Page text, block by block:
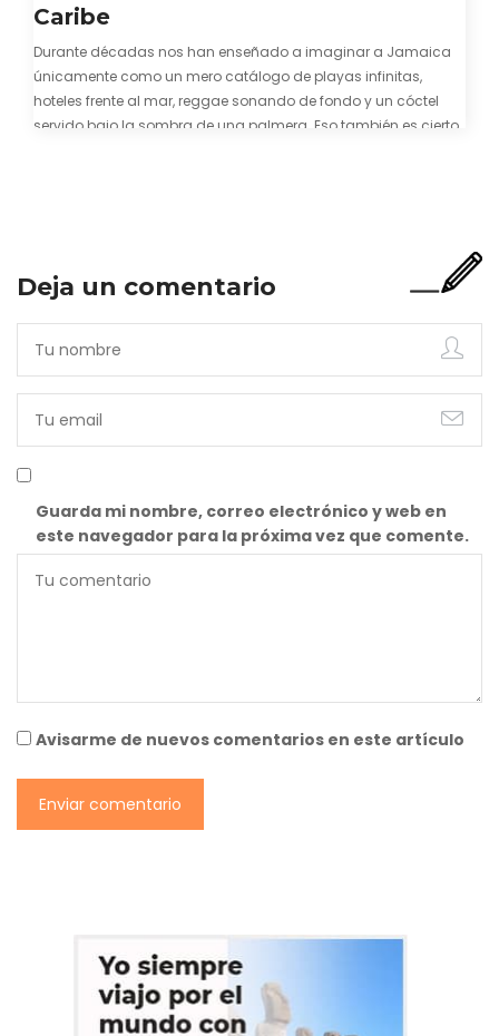
Caribe
Durante décadas nos han enseñado a imaginar a Jamaica
únicamente como un mero catálogo de playas infinitas,
hoteles frente al mar, reggae sonando de fondo y un cóctel
servido bajo la sombra de una palmera. Eso también es cierto.
Deja un comentario
Guarda mi nombre, correo electrónico y web en
este navegador para la próxima vez que comente.
Avisarme de nuevos comentarios en este artículo